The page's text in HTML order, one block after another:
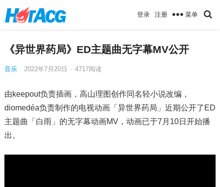
登录 注册 菜单
《异世界药局》ED主题曲无字幕MV公开
音乐 2022年7月20日 · 4717阅读
由keepout负责插画，高山理图创作同名轻小说改编，
diomedéa负责制作的电视动画「异世界药局」近期公开了ED
主题曲「白雨」的无字幕动画MV，动画已于7月10日开始播
出。